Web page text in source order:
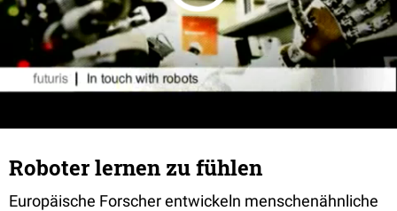
Roboter lernen zu fühlen
Europäische Forscher entwickeln menschenähnliche